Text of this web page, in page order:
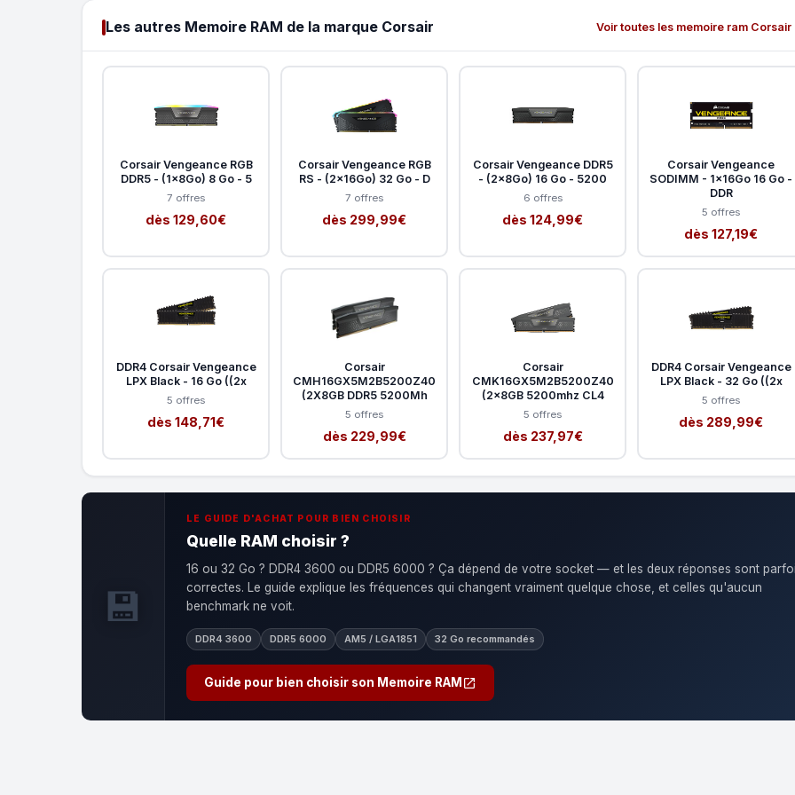
Les autres Memoire RAM de la marque Corsair Voir toutes les memoire ram
Corsair Vengeance RGB
DDR5 - (1x8Go) 8 Go - 5
7 offres
dès 129,60€
Corsair Vengeance RGB
RS - (2x16Go) 32 Go - D
7 offres
dès 299,99€
Corsair Vengeance DDR5
- (2x8Go) 16 Go - 5200
6 offres
dès 124,99€
Corsair Vengeance
SODIMM - 1x16Go 16 Go -
DDR
5 offres
dès 127,19€
DDR4 Corsair Vengeance
LPX Black - 16 Go ((2x
5 offres
dès 148,71€
Corsair
CMH16GX5M2B5200Z40
(2X8GB DDR5 5200Mh
5 offres
dès 229,99€
Corsair
CMK16GX5M2B5200Z40
(2x8GB 5200mhz CL4
5 offres
dès 237,97€
DDR4 Corsair Vengeance
LPX Black - 32 Go ((2x
5 offres
dès 289,99€
💾
LE GUIDE D'ACHAT POUR BIEN CHOISIR
Quelle RAM choisir ?
16 ou 32 Go ? DDR4 3600 ou DDR5 6000 ? Ça dépend de votre socket — et les deux réponses sont
correctes. Le guide explique les fréquences qui changent vraiment quelque chose, et celles qu'aucun
benchmark ne voit.
DDR4 3600 DDR5 6000 AM5 / LGA1851 32 Go recommandés
Guide pour bien choisir son Memoire RAM